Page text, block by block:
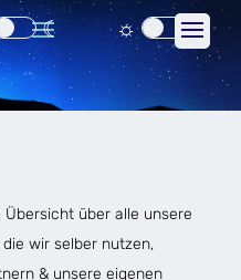
☾ ☼ ☾
über alle unsere
wir selber nutzen,
& unsere eigenen